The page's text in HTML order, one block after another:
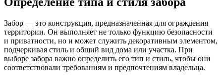
Забор — это конструкция, предназначенная для ограждения
территории. Он выполняет не только функцию безопасности
и приватности, но и может служить декоративным элементом,
подчеркивая стиль и общий вид дома или участка. При
выборе забора важно определить его тип и стиль, чтобы они
соответствовали требованиям и предпочтениям владельца.